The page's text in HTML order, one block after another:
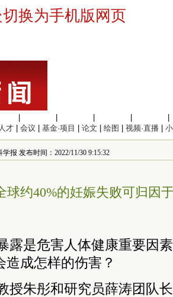
换为手机版网页
人才 会议 基金·项目 论文 绘图 视频·直播
报 发布时间：2022/11/30 9:15:32
球约40%的妊娠失败可归因
露是危害人体健康重要因
造成怎样的伤害？
授朱彤和研究员薛涛团队